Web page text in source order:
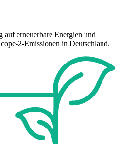
auf erneuerbare Energien und
in Deutschland.